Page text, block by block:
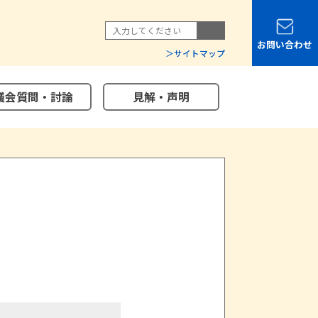
サイトマップ
会質問・討論 見解・声明
お問い合わせ